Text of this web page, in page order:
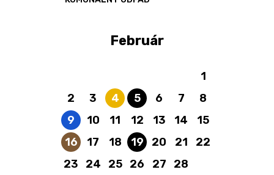
Február
1
2
3 4
Plasty a kovy
5
Komunálny odpad
6 7
8
9
Papier
10 11 12 13 14
15
16
Bioodpad
17 18 19
Komunálny odpad
20 21
22
23
24 25 26 27 28